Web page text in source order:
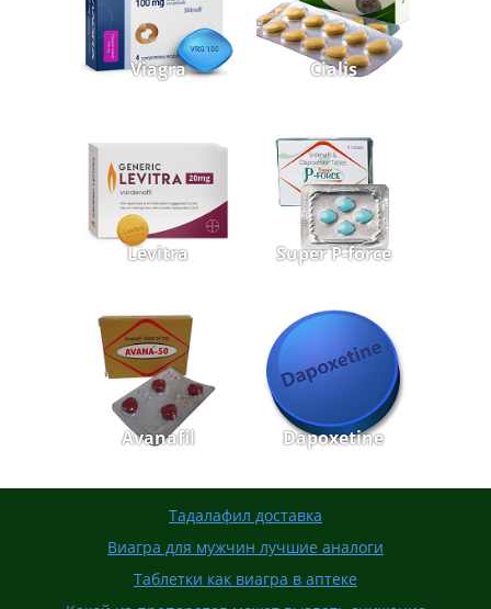
Viagra Cialis
Levitra Super P-force
Avanafil Dapoxetine
Тадалафил доставка
Виагра для мужчин лучшие аналоги
Таблетки как виагра в аптеке